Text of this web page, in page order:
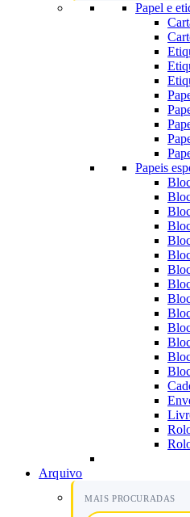
Papel e
Papeis
Arquivo
MAIS PROCURADAS